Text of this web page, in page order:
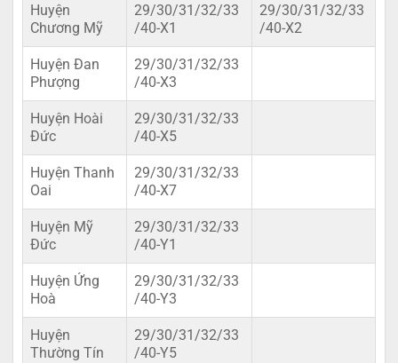
Huyện
Chương Mỹ
29/30/31/32/33
/40-X1
29/30/31/32/33
/40-X2
Huyện Đan
Phượng
29/30/31/32/33
/40-X3
Huyện Hoài
Đức
29/30/31/32/33
/40-X5
Huyện Thanh
Oai
29/30/31/32/33
/40-X7
Huyện Mỹ
Đức
29/30/31/32/33
/40-Y1
Huyện Ứng
Hoà
29/30/31/32/33
/40-Y3
Huyện
Thường Tín
29/30/31/32/33
/40-Y5